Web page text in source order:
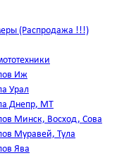
(Распродажа !!!)
Иж
Урал
Днепр, МТ
Минск, Восход, Сова
Муравей, Тула
Ява